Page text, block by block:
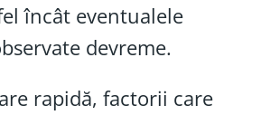
încât eventualele
devreme.
rapidă, factorii care